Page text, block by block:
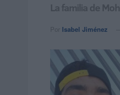
La familia de
Por Isabel Jiménez